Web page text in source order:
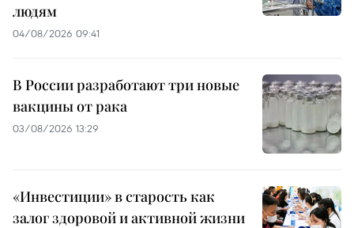
людям
04/08/2026 09:41
В России разработают три новые
вакцины от рака
03/08/2026 13:29
«Инвестиции» в старость как
залог здоровой и активной жизни